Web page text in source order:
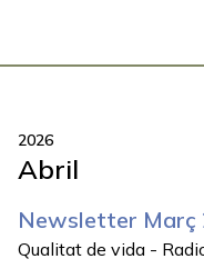
2026
Abril
Newsletter Març
Qualitat de vida -